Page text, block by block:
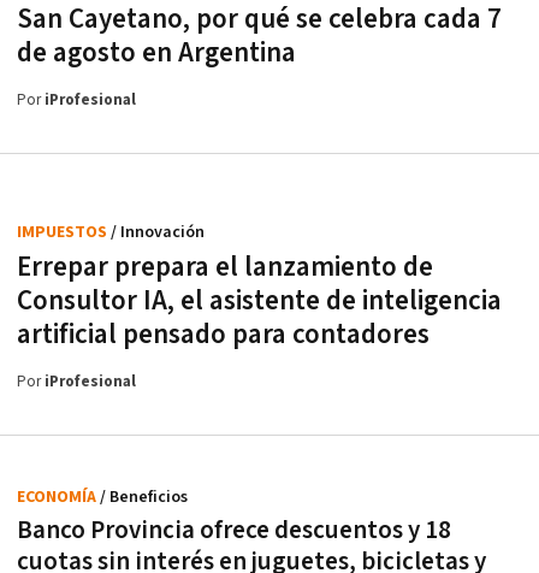
San Cayetano, por qué se celebra cada 7
de agosto en Argentina
PoriProfesional
Errepar prepara el lanzamiento de
Consultor IA, el asistente de inteligencia
artificial pensado para contadores
IMPUESTOS / Innovación
PoriProfesional
Banco Provincia ofrece descuentos y 18
cuotas sin interés en juguetes, bicicletas y
ECONOMÍA/ Beneficios